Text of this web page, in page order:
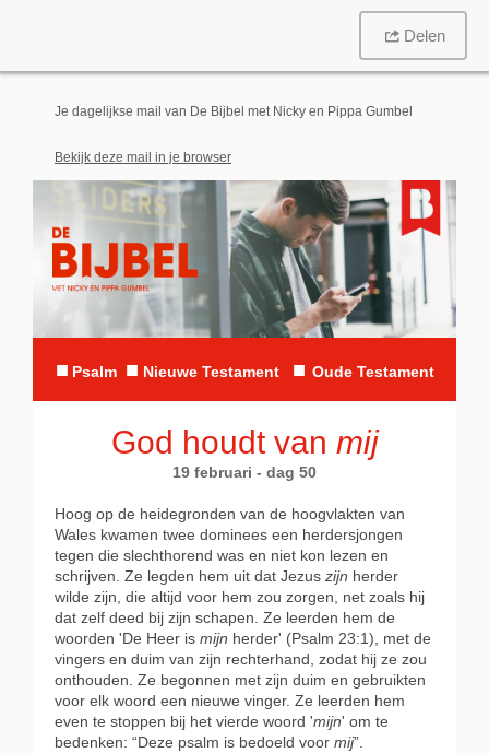
Delen
Je dagelijkse mail van De Bijbel met Nicky en Pippa Gumbel
Bekijk deze mail in je browser
■ Psalm ■ Nieuwe Testament ■ Oude Testament
God houdt van mij
19 februari - dag 50
Hoog op de heidegronden van de hoogvlakten van
Wales kwamen twee dominees een herdersjongen
tegen die slechthorend was en niet kon lezen en
schrijven. Ze legden hem uit dat Jezus zijn herder
wilde zijn, die altijd voor hem zou zorgen, net zoals hij
dat zelf deed bij zijn schapen. Ze leerden hem de
woorden 'De Heer is mijn herder' (Psalm 23:1), met de
vingers en duim van zijn rechterhand, zodat hij ze zou
onthouden. Ze begonnen met zijn duim en gebruikten
voor elk woord een nieuwe vinger. Ze leerden hem
even te stoppen bij het vierde woord 'mijn' om te
bedenken: “Deze psalm is bedoeld voor mij”.